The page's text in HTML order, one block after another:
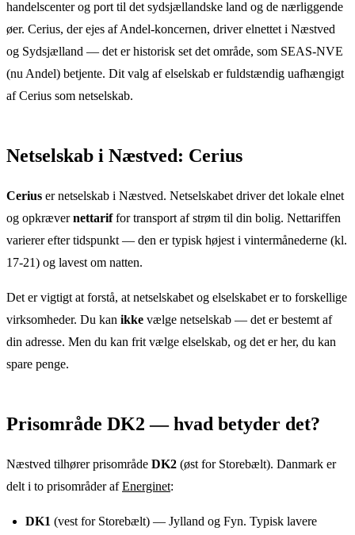
handelscenter og port til det sydsjællandske land og de nærliggende
øer. Cerius, der ejes af Andel-koncernen, driver elnettet i Næstved
og Sydsjælland — det er historisk set det område, som SEAS-NVE
(nu Andel) betjente. Dit valg af elselskab er fuldstændig uafhængigt
af Cerius som netselskab.
Netselskab i Næstved: Cerius
Cerius er netselskab i Næstved. Netselskabet driver det lokale elnet
og opkrævernettariffor transport af strøm til din bolig. Nettariffen
varierer efter tidspunkt — den er typisk højest i vintermånederne (kl.
17-21) og lavest om natten.
Det er vigtigt at forstå, at netselskabet og elselskabet er to forskellige
virksomheder. Du kan ikke vælge netselskab — det er bestemt af
din adresse. Men du kan frit vælge elselskab, og det er her, du kan
spare penge.
Prisområde DK2 — hvad betyder det?
Næstved tilhører prisområde DK2 (øst for Storebælt). Danmark er
delt i to prisområder af Energinet:
DK1 (vest for Storebælt) — Jylland og Fyn. Typisk lavere